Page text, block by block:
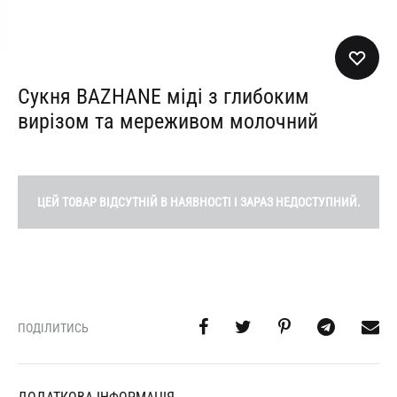
Сукня BAZHANE міді з глибоким
вирізом та мереживом молочний
ЦЕЙ ТОВАР ВІДСУТНІЙ В НАЯВНОСТІ І ЗАРАЗ НЕДОСТУПНИЙ.
ПОДІЛИТИСЬ